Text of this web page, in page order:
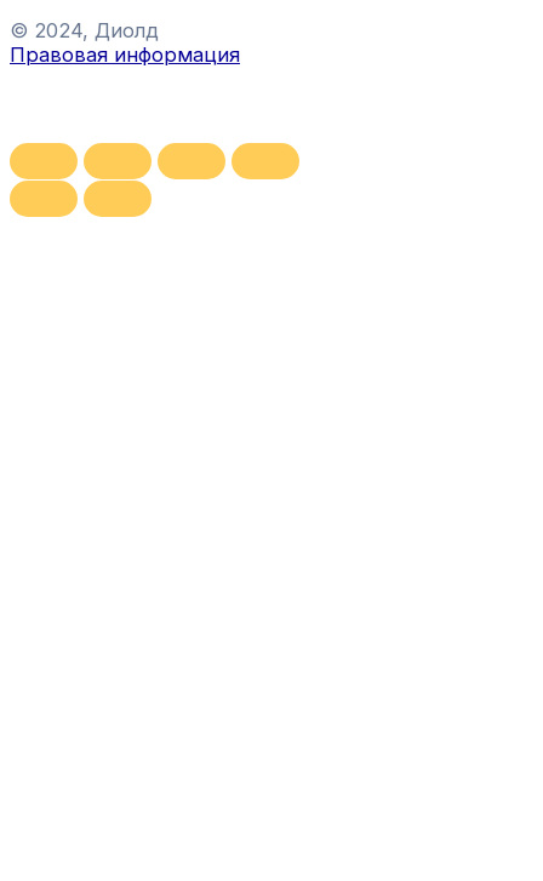
© 2024, Диолд
Правовая информация